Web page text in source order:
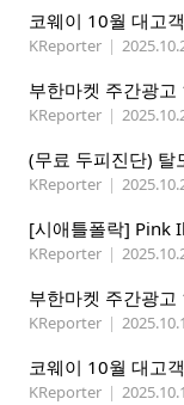
코웨이 10월 대고
KReporter |
부한마켓 주간광
KReporter |
(무료 두피진단) 탈
KReporter |
[시애틀폴락] Pink
KReporter |
부한마켓 주간광
KReporter |
코웨이 10월 대고
KReporter |